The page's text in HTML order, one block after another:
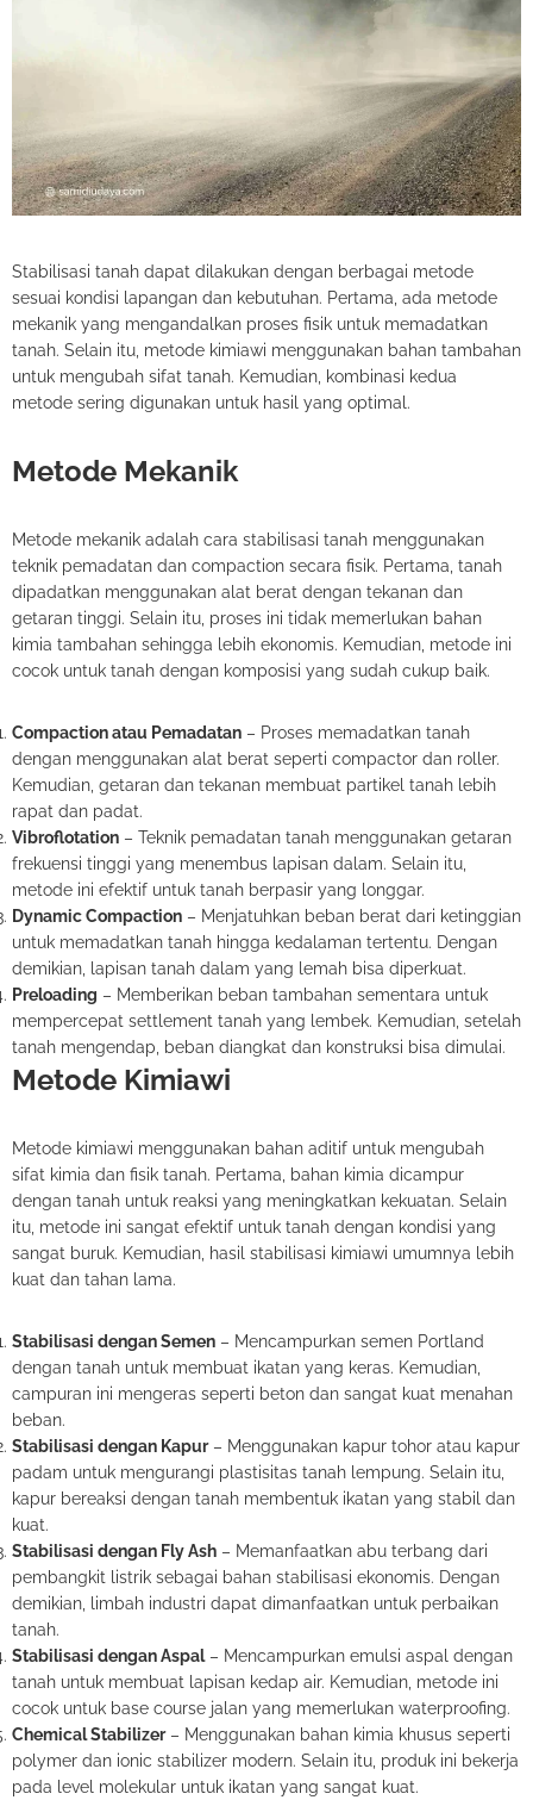
Stabilisasi tanah dapat dilakukan dengan berbagai metode
sesuai kondisi lapangan dan kebutuhan. Pertama, ada metode
mekanik yang mengandalkan proses fisik untuk memadatkan
tanah. Selain itu, metode kimiawi menggunakan bahan tambahan
untuk mengubah sifat tanah. Kemudian, kombinasi kedua
metode sering digunakan untuk hasil yang optimal.
Metode Mekanik
Metode mekanik adalah cara stabilisasi tanah menggunakan
teknik pemadatan dan compaction secara fisik. Pertama, tanah
dipadatkan menggunakan alat berat dengan tekanan dan
getaran tinggi. Selain itu, proses ini tidak memerlukan bahan
kimia tambahan sehingga lebih ekonomis. Kemudian, metode ini
cocok untuk tanah dengan komposisi yang sudah cukup baik.
Compaction atau Pemadatan – Proses memadatkan tanah
dengan menggunakan alat berat seperti compactor dan roller.
Kemudian, getaran dan tekanan membuat partikel tanah lebih
rapat dan padat.
Vibroflotation – Teknik pemadatan tanah menggunakan getaran
frekuensi tinggi yang menembus lapisan dalam. Selain itu,
metode ini efektif untuk tanah berpasir yang longgar.
Dynamic Compaction – Menjatuhkan beban berat dari ketinggian
untuk memadatkan tanah hingga kedalaman tertentu. Dengan
demikian, lapisan tanah dalam yang lemah bisa diperkuat.
Preloading – Memberikan beban tambahan sementara untuk
mempercepat settlement tanah yang lembek. Kemudian, setelah
tanah mengendap, beban diangkat dan konstruksi bisa dimulai.
Metode Kimiawi
Metode kimiawi menggunakan bahan aditif untuk mengubah
sifat kimia dan fisik tanah. Pertama, bahan kimia dicampur
dengan tanah untuk reaksi yang meningkatkan kekuatan. Selain
itu, metode ini sangat efektif untuk tanah dengan kondisi yang
sangat buruk. Kemudian, hasil stabilisasi kimiawi umumnya lebih
kuat dan tahan lama.
Stabilisasi dengan Semen – Mencampurkan semen Portland
dengan tanah untuk membuat ikatan yang keras. Kemudian,
campuran ini mengeras seperti beton dan sangat kuat menahan
beban.
Stabilisasi dengan Kapur– Menggunakan kapur tohor atau kapur
padam untuk mengurangi plastisitas tanah lempung. Selain itu,
kapur bereaksi dengan tanah membentuk ikatan yang stabil dan
kuat.
Stabilisasi dengan Fly Ash – Memanfaatkan abu terbang dari
pembangkit listrik sebagai bahan stabilisasi ekonomis. Dengan
demikian, limbah industri dapat dimanfaatkan untuk perbaikan
tanah.
Stabilisasi dengan Aspal– Mencampurkan emulsi aspal dengan
tanah untuk membuat lapisan kedap air. Kemudian, metode ini
cocok untuk base course jalan yang memerlukan waterproofing.
Chemical Stabilizer– Menggunakan bahan kimia khusus seperti
polymer dan ionic stabilizer modern. Selain itu, produk ini bekerja
pada level molekular untuk ikatan yang sangat kuat.